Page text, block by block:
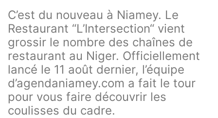
C’est du nouveau à Niamey. Le
Restaurant “L’Intersection“ vient
grossir le nombre des chaînes de
restaurant au Niger. Officiellement
lancé le 11 août dernier, l’équipe
d’agendaniamey.com a fait le tour
pour vous faire découvrir les
coulisses du cadre.